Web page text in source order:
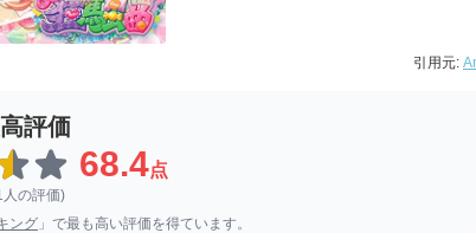
引用元:
評価
68.4点
人の評価)
ング 」で最も高い評価を得ています。